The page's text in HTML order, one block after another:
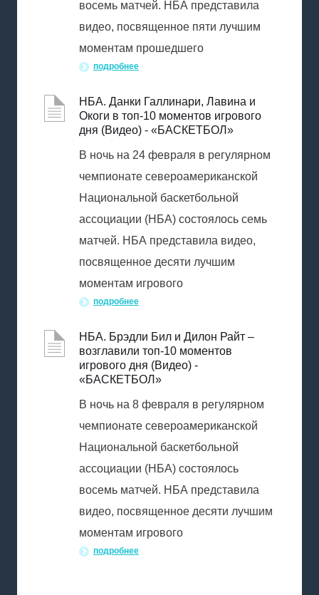
восемь матчей. НБА представила
видео, посвященное пяти лучшим
моментам прошедшего
подробнее
НБА. Данки Галлинари, Лавина и
Окоги в топ-10 моментов игрового
дня (Видео) - «БАСКЕТБОЛ»
В ночь на 24 февраля в регулярном
чемпионате североамериканской
Национальной баскетбольной
ассоциации (НБА) состоялось семь
матчей. НБА представила видео,
посвященное десяти лучшим
моментам игрового
подробнее
НБА. Брэдли Бил и Дилон Райт –
возглавили топ-10 моментов
игрового дня (Видео) -
«БАСКЕТБОЛ»
В ночь на 8 февраля в регулярном
чемпионате североамериканской
Национальной баскетбольной
ассоциации (НБА) состоялось
восемь матчей. НБА представила
видео, посвященное десяти лучшим
моментам игрового
подробнее